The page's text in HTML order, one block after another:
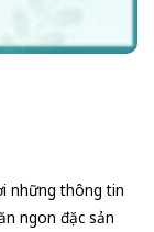
những thông tin
ngon đặc sản